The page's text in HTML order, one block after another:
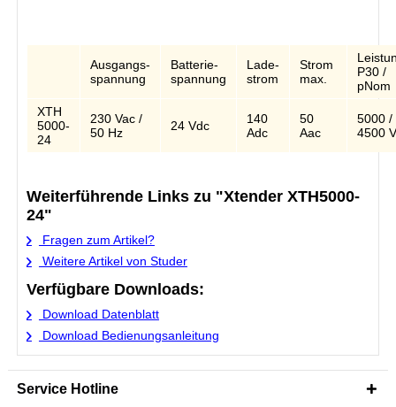
Ausgangs-
spannung
Batterie-
spannung
Lade-
strom
Strom
max.
P30 /
pNom
XTH
5000-
24
230 Vac /
50 Hz
24 Vdc
140
Adc
50
Aac
5000 /
4500
Weiterführende Links zu "Xtender XTH5000-
24"
Fragen zum Artikel?
Weitere Artikel von Studer
Verfügbare Downloads:
Download Datenblatt
Download Bedienungsanleitung
Service Hotline